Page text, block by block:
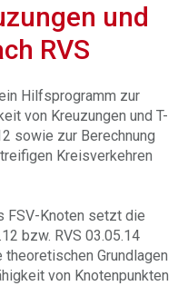
und
RVS
Hilfsprogramm zur
von Kreuzungen und T-
sowie zur Berechnung
Kreisverkehren
FSV-Knoten setzt die
bzw. RVS 03.05.14
Grundlagen
von Knotenpunkten